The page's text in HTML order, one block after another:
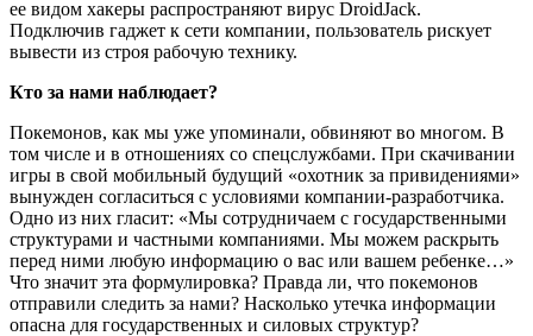
ее видом хакеры распространяют вирус DroidJack.
Подключив гаджет к сети компании, пользователь рискует
вывести из строя рабочую технику.
Кто за нами наблюдает?
Покемонов, как мы уже упоминали, обвиняют во многом. В
том числе и в отношениях со спецслужбами. При скачивании
игры в свой мобильный будущий «охотник за привидениями»
вынужден согласиться с условиями компании-разработчика.
Одно из них гласит: «Мы сотрудничаем с государственными
структурами и частными компаниями. Мы можем раскрыть
перед ними любую информацию о вас или вашем ребенке…»
Что значит эта формулировка? Правда ли, что покемонов
отправили следить за нами? Насколько утечка информации
опасна для государственных и силовых структур?